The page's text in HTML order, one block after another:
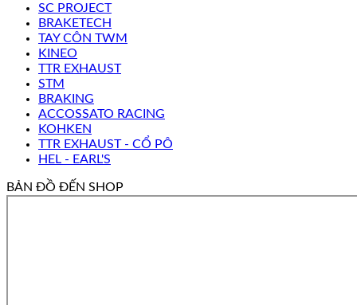
SC PROJECT
BRAKETECH
TAY CÔN TWM
KINEO
TTR EXHAUST
STM
BRAKING
ACCOSSATO RACING
KOHKEN
TTR EXHAUST - CỔ PÔ
HEL - EARL'S
BẢN ĐỒ ĐẾN SHOP